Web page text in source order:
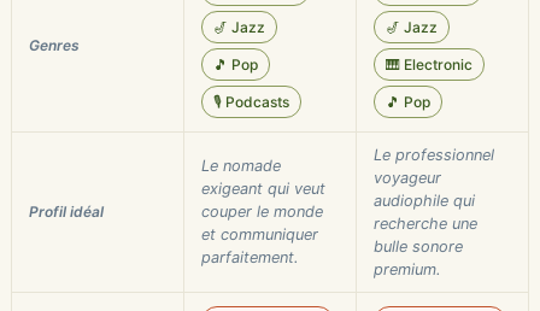
Genres
🎷 Jazz
🎵 Pop
🎙️ Podcasts
🎷 Jazz
🎹 Electronic
🎵 Pop
Profil idéal
Le nomade
exigeant qui veut
couper le monde
et communiquer
parfaitement.
Le professionnel
voyageur
audiophile qui
recherche une
bulle sonore
premium.